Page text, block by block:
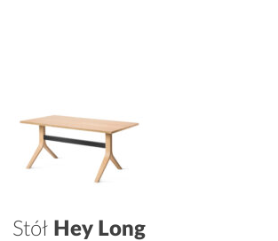
Stół Hey Long